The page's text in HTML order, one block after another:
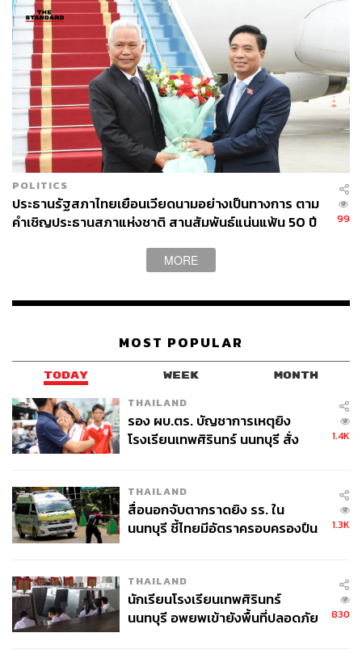
ที่จะเอาใครออกก็ได้ นึกจะชอบใคร ไม่ใช่ชอบใครก็นำมา
เป็นเครื่องมือทางการเมือง
วันนี้ยกตัวอย่างเช่น สว.นันทนา นันทวโรภาส ก็ถูกตัดสินด้วย
เรื่องจริยธรรม ทั้งที่เรื่องนี้มีคดีอยู่ในศาล ซึ่งสมัยก่อนศาลเป็น
ที่ตัดสินสูงสุดโดยใช้กฎหมาย แต่ปัจจุบันคำว่าจริยธรรม
กลายเป็นเครื่องมือสำคัญในการขจัดคู่แข่งทางการเมืองได้
ฉะนั้น เรากำลังอยู่ท่ามกลางเรื่องเหล่านี้ ในท่ามกลางสิ่ง
แวดล้อมเหล่านี้ เราต้องอยู่ให้ได้ เพื่อบรรลุเจตนาสำคัญ คือ
เรื่องผลประโยชน์ของประชาชน ซึ่งก็คือเรื่องปากท้อง เรื่อง
เศรษฐกิจ ทุกวันนี้ระบบเศรษฐกิจมีปัญหา เราก็อยากเข้ามา
ความสำเร็จ สิ่งสำคัญที่ไม่ประสบความสำเร็จเพราะมี
ขึ้นมา เป็นอำนาจที่ไม่ผูกพันธ์ไม่ยึดโยงกับอำนาจประชาชน
คือนโยบายที่ได้รับการโหวตจากประชาชน จะต้องมาผูกมัด
กับเรื่องข้อกฎหมายและผูกมัดอยู่กับองค์กรที่ตัดสินว่าเรื่องนี้
ถูกหรือผิด โดยที่องค์กรเหล่านี้ไม่ได้มีอำนาจยึดโยงกับ
ประชาชน
เกี่ยวข้องกับการร่างกฎหมายให้มีกำแพงกั้น ทำให้อำนาจ
ของรัฐบาลที่ดูแลนโยบายด้านการคลังมีข้อจำกัดมหาศาล มี
ข้อจำกัดเรื่องวินัยการเงินการคลัง ซึ่งถูกตัดสินในอีกแบบหนึ่ง
ความเสียหายจากโครงการ ก็มีคนตรวจสอบแล้ว
มีความเห็นของสำนักงานการตรวจเงินแผ่นดิน ต่อนโยบาย
POLITICS
ประธานรัฐสภาไทยเยือนเวียดนามอย่างเป็นทางการ ตาม
คำเชิญประธานสภาแห่งชาติ สานสัมพันธ์แน่นแฟ้น 50 ปี
99
MORE
MOST POPULAR
TODAY WEEK MONTH
THAILAND
รอง ผบ.ตร. บัญชาการเหตุยิง
โรงเรียนเทพศิรินทร์ นนทบุรี สั่ง
1.4K
THAILAND
สื่อนอกจับตากราดยิง รร. ใน
นนทบุรี ชี้ไทยมีอัตราครอบครองปืน
1.3K
THAILAND
นักเรียนโรงเรียนเทพศิรินทร์
นนทบุรี อพยพเข้ายังพื้นที่ปลอดภัย
830